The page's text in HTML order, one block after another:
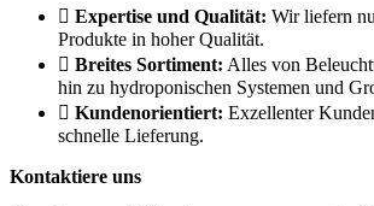
Expertise und Qualität: Wir liefern
Produkte in hoher Qualität.
Breites Sortiment: Alles von
hin zu hydroponischen Systemen und
Kundenorientiert: Exzellenter
schnelle Lieferung.
Kontaktiere uns